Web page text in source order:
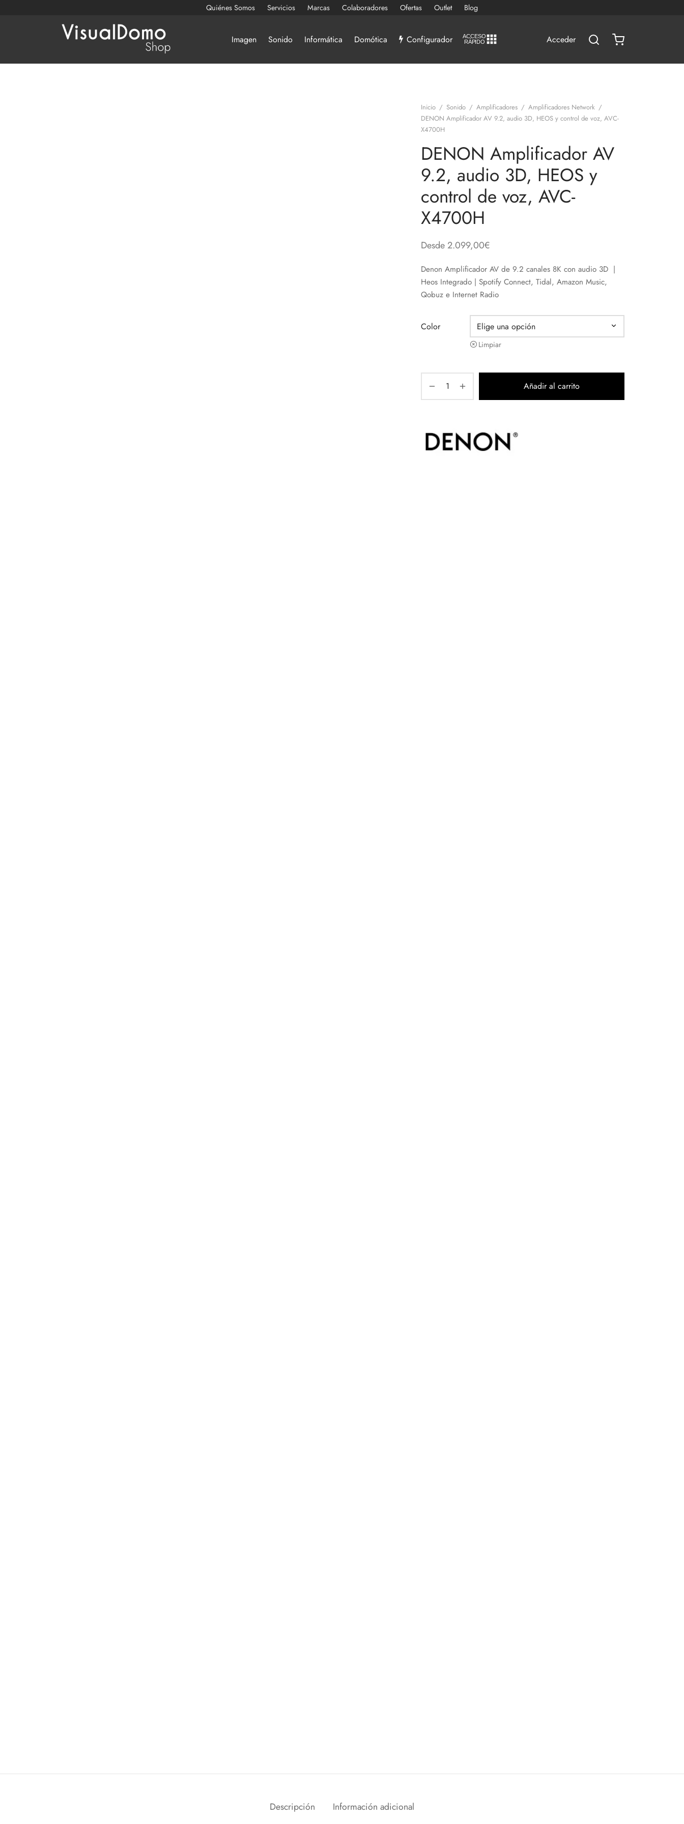
Quiénes Somos Servicios Marcas Colaboradores Ofertas Outlet Blog
Imagen Sonido Informática Domótica Configurador ACCESO
RÁPIDO Acceder
Inicio / Sonido / Amplificadores / Amplificadores Network /
DENON Amplificador AV 9.2, audio 3D, HEOS y control de voz, AVC-
X4700H
DENON Amplificador AV
9.2, audio 3D, HEOS y
control de voz, AVC-
X4700H
Desde2.099,00€
Denon Amplificador AV de 9.2 canales 8K con audio 3D |
Heos Integrado | Spotify Connect, Tidal, Amazon Music,
Qobuz e Internet Radio
Color
Limpiar
Añadir al carrito
Descripción Información adicional